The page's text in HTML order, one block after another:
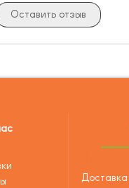
Оставить отзыв
Доставка